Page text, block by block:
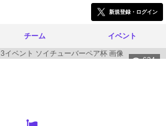
新規登録・ログイン
チーム イベント
624